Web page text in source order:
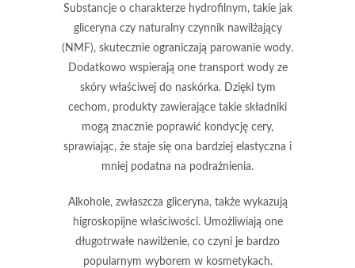
Substancje o charakterze hydrofilnym, takie jak
gliceryna czy naturalny czynnik nawilżający
(NMF), skutecznie ograniczają parowanie wody.
Dodatkowo wspierają one transport wody ze
skóry właściwej do naskórka. Dzięki tym
cechom, produkty zawierające takie składniki
mogą znacznie poprawić kondycję cery,
sprawiając, że staje się ona bardziej elastyczna i
mniej podatna na podrażnienia.
Alkohole, zwłaszcza gliceryna, także wykazują
higroskopijne właściwości. Umożliwiają one
długotrwałe nawilżenie, co czyni je bardzo
popularnym wyborem w kosmetykach.